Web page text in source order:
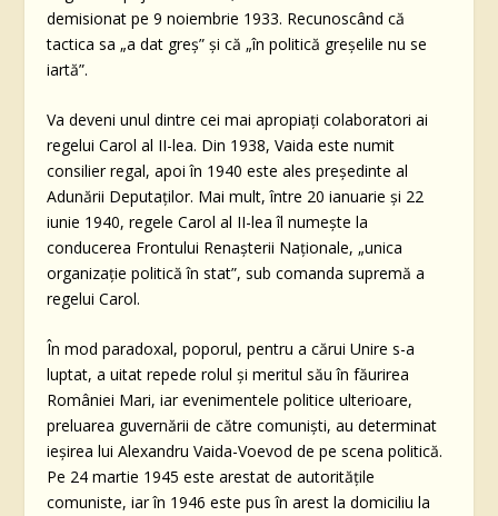
demisionat pe 9 noiembrie 1933. Recunoscând că
tactica sa „a dat greş” şi că „în politică greşelile nu se
iartă”.
Va deveni unul dintre cei mai apropiaţi colaboratori ai
regelui Carol al II-lea. Din 1938, Vaida este numit
consilier regal, apoi în 1940 este ales preşedinte al
Adunării Deputaţilor. Mai mult, între 20 ianuarie și 22
iunie 1940, regele Carol al II-lea îl numeşte la
conducerea Frontului Renaşterii Naţionale, „unica
organizaţie politică în stat”, sub comanda supremă a
regelui Carol.
În mod paradoxal, poporul, pentru a cărui Unire s-a
luptat, a uitat repede rolul și meritul său în făurirea
României Mari, iar evenimentele politice ulterioare,
preluarea guvernării de către comuniști, au determinat
ieşirea lui Alexandru Vaida-Voevod de pe scena politică.
Pe 24 martie 1945 este arestat de autorităţile
comuniste, iar în 1946 este pus în arest la domiciliu la